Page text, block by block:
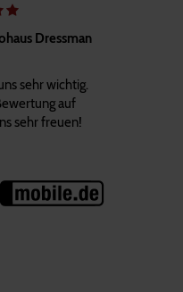
Dressman
sehr wichtig.
auf
sehr freuen!